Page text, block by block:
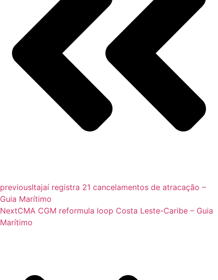
previousItajaí registra 21 cancelamentos de atracação –
Guia Marítimo
NextCMA CGM reformula loop Costa Leste-Caribe – Guia
Marítimo